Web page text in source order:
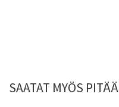
SAATAT MYÖS PITÄÄ